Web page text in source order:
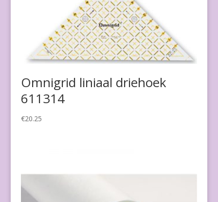
Omnigrid liniaal driehoek
611314
€20.25